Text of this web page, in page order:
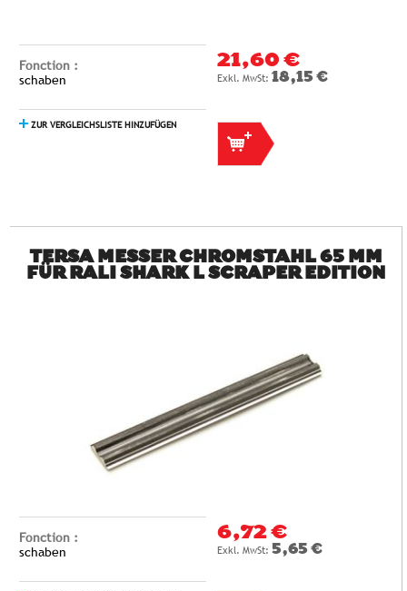
Fonction :
schaben
ZUR VERGLEICHSLISTE HINZUFÜGEN
21,60 €
18,15 €
TERSA MESSER CHROMSTAHL 65 MM
FÜR RALI SHARK L SCRAPER EDITION
Fonction :
schaben
6,72 €
5,65 €